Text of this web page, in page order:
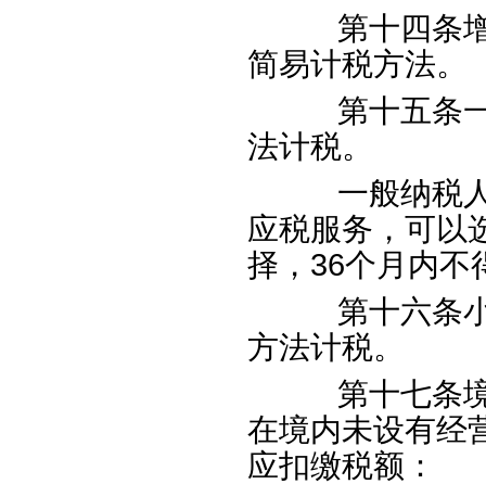
第十四条增
简易计税方法。
第十五条一
法计税。
一般纳税人
应税服务，可以
择， 36个月内不
第十六条小
方法计税。
第十七条境
在境内未设有经
应扣缴税额：